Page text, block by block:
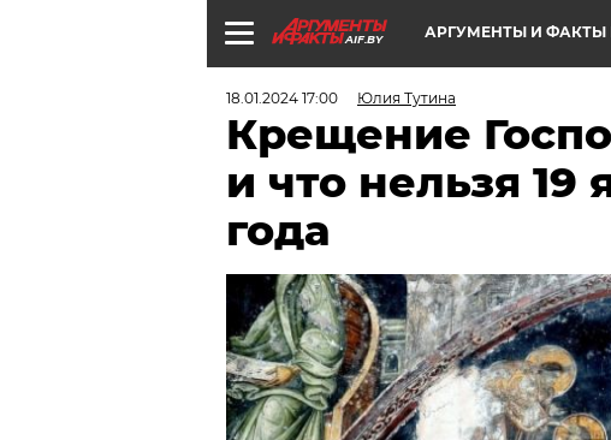
AIF.BY АРГУМЕНТЫ И ФАКТЫ
18.01.2024 17:00 Юлия Тутина
Крещение
и что нельзя 19
года